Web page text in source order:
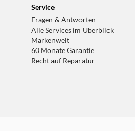
Service
Fragen & Antworten
Alle Services im Überblick
Markenwelt
60 Monate Garantie
Recht auf Reparatur